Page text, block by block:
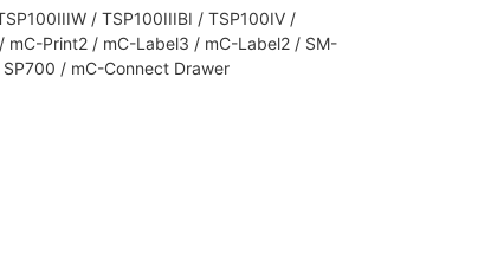
/ TSP100IIIBI / TSP100IV /
Print2 / mC-Label3 / mC-Label2 / SM-
/ mC-Connect Drawer